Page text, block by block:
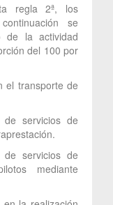
regla 2ª, los
se
de la actividad
del 100 por
el transporte de
servicios de
servicios de
mediante